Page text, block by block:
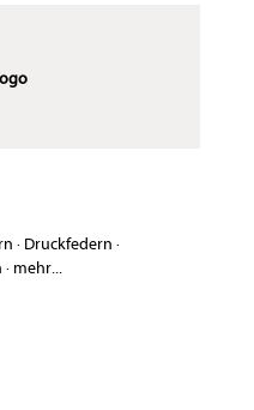
· Druckfedern ·
· mehr...